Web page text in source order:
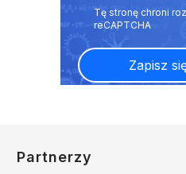
Partnerzy